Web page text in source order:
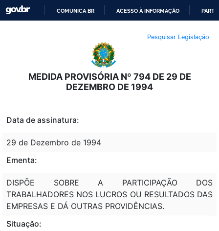
O
CONTEÚDO
COMUNICA BR ACESSO À INFORMAÇÃO
Pesquisar Legislação
MEDIDA PROVISÓRIA Nº 794 DE 29 DE
DEZEMBRO DE 1994
Data de assinatura:
29 de Dezembro de 1994
Ementa:
DISPÕE SOBRE A PARTICIPAÇÃO DOS
TRABALHADORES NOS LUCROS OU RESULTADOS DAS
EMPRESAS E DÁ OUTRAS PROVIDÊNCIAS.
Situação: